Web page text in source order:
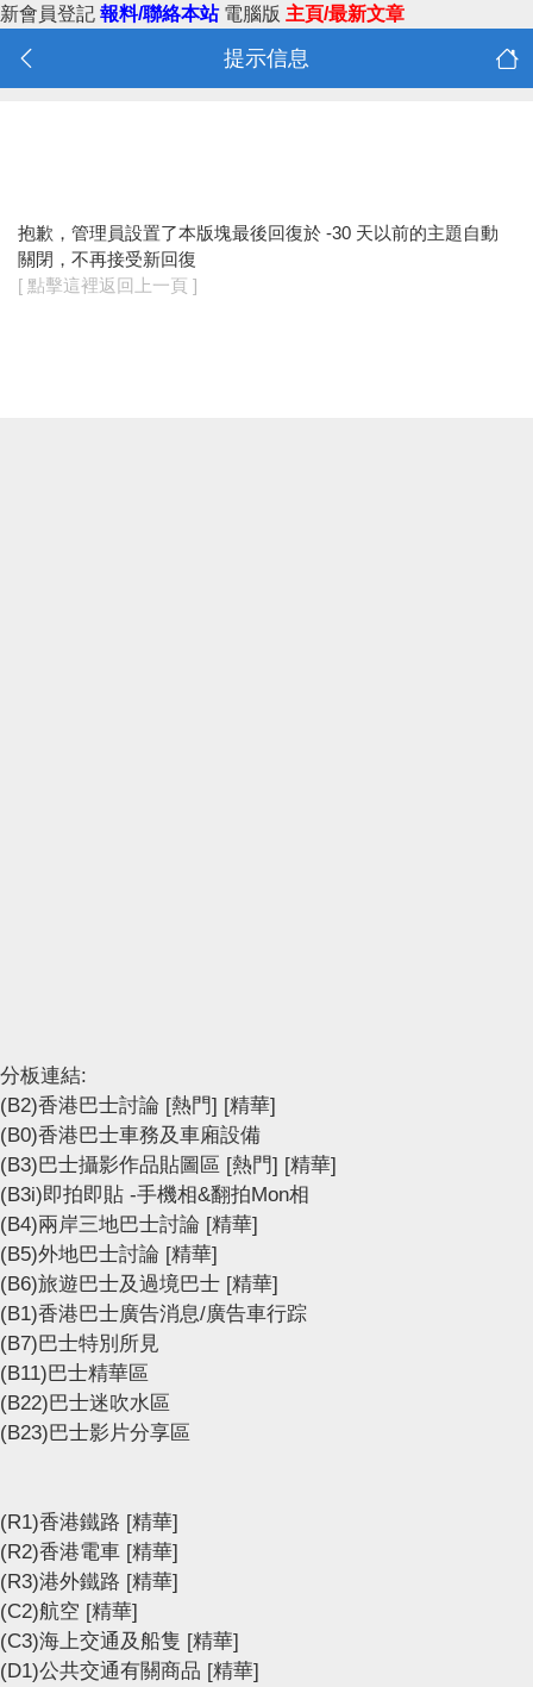
新會員登記 報料/聯絡本站 電腦版 主頁/最新文章
提示信息
抱歉，管理員設置了本版塊最後回復於 -30 天以前的主題自動
關閉，不再接受新回復
[ 點擊這裡返回上一頁 ]
分板連結:
(B2)香港巴士討論 [熱門] [精華]
(B0)香港巴士車務及車廂設備
(B3)巴士攝影作品貼圖區 [熱門] [精華]
(B3i)即拍即貼 -手機相&翻拍Mon相
(B4)兩岸三地巴士討論 [精華]
(B5)外地巴士討論 [精華]
(B6)旅遊巴士及過境巴士 [精華]
(B1)香港巴士廣告消息/廣告車行踪
(B7)巴士特別所見
(B11)巴士精華區
(B22)巴士迷吹水區
(B23)巴士影片分享區
(R1)香港鐵路 [精華]
(R2)香港電車 [精華]
(R3)港外鐵路 [精華]
(C2)航空 [精華]
(C3)海上交通及船隻 [精華]
(D1)公共交通有關商品 [精華]